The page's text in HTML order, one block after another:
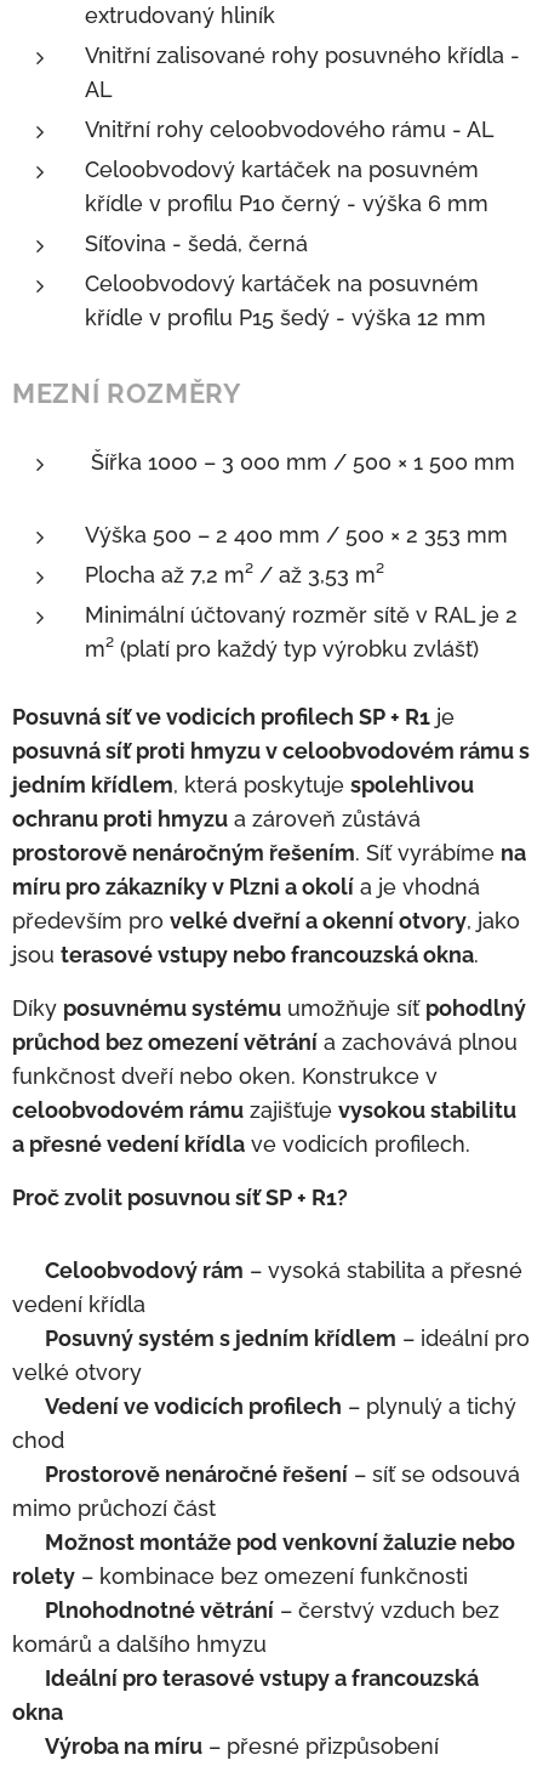
extrudovaný hliník
Vnitřní zalisované rohy posuvného křídla -
AL
Vnitřní rohy celoobvodového rámu - AL
Celoobvodový kartáček na posuvném
křídle v profilu P10 černý - výška 6 mm
Síťovina - šedá, černá
Celoobvodový kartáček na posuvném
křídle v profilu P15 šedý - výška 12 mm
MEZNÍ ROZMĚRY
Šířka 1000 – 3 000 mm / 500 × 1 500 mm
Výška 500 – 2 400 mm / 500 × 2 353 mm
Plocha až 7,2 m² / až 3,53 m²
Minimální účtovaný rozměr sítě v RAL je 2
m² (platí pro každý typ výrobku zvlášť)
Posuvná síť ve vodicích profilech SP + R1 je
posuvná síť proti hmyzu v celoobvodovém rámu s
jedním křídlem, která poskytuje spolehlivou
ochranu proti hmyzu a zároveň zůstává
prostorově nenáročným řešením. Síť vyrábíme na
míru pro zákazníky v Plzni a okolí a je vhodná
především pro velké dveřní a okenní otvory, jako
jsou terasové vstupy nebo francouzská okna.
Díky posuvnému systému umožňuje síť pohodlný
průchod bez omezení větrání a zachovává plnou
funkčnost dveří nebo oken. Konstrukce v
celoobvodovém rámu zajišťuje vysokou stabilitu
a přesné vedení křídla ve vodicích profilech.
Proč zvolit posuvnou síť SP + R1?
Celoobvodový rám – vysoká stabilita a přesné
vedení křídla
Posuvný systém s jedním křídlem – ideální pro
velké otvory
Vedení ve vodicích profilech – plynulý a tichý
chod
Prostorově nenáročné řešení – síť se odsouvá
mimo průchozí část
Možnost montáže pod venkovní žaluzie nebo
rolety – kombinace bez omezení funkčnosti
Plnohodnotné větrání – čerstvý vzduch bez
komárů a dalšího hmyzu
Ideální pro terasové vstupy a francouzská
okna
Výroba na míru – přesné přizpůsobení